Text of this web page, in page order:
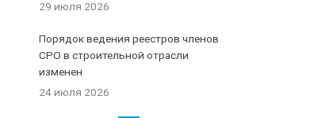
29 июля 2026
Порядок ведения реестров членов
СРО в строительной отрасли
изменен
24 июля 2026